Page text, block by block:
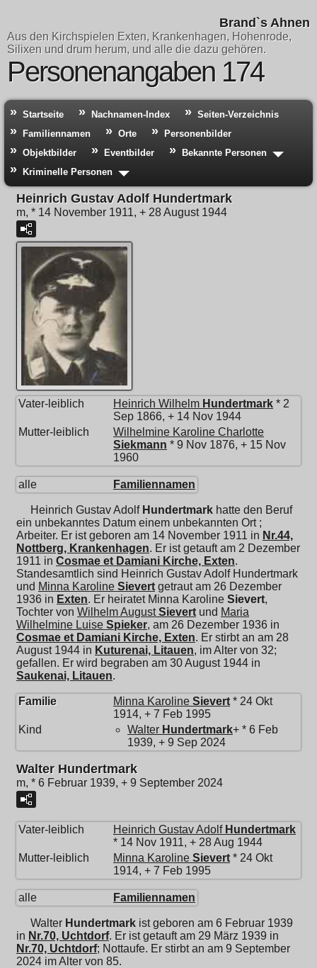
Brand`s Ahnen
Aus den Kirchspielen Exten, Krankenhagen, Hohenrode,
Silixen und drum herum, und alle die dazu gehören.
Personenangaben 174
Startseite Nachnamen-Index
Seiten-Verzeichnis
Familiennamen
Orte
Personenbilder
Objektbilder
Eventbilder
Bekannte Personen
Kriminelle Personen
Heinrich Gustav Adolf Hundertmark
m, * 14 November 1911, + 28 August 1944
Vater-leiblich Heinrich Wilhelm Hundertmark * 2
Sep 1866, + 14 Nov 1944
Mutter-leiblich
Wilhelmine Karoline Charlotte
Siekmann * 9 Nov 1876, + 15 Nov
1960
alle Familiennamen
Heinrich Gustav Adolf Hundertmark hatte den Beruf
ein unbekanntes Datum einem unbekannten Ort ;
Arbeiter. Er ist geboren am 14 November 1911 in Nr.44,
Nottberg, Krankenhagen. Er ist getauft am 2 Dezember
1911 in Cosmae et Damiani Kirche, Exten.
Standesamtlich sind Heinrich Gustav Adolf Hundertmark
und Minna Karoline Sievert getraut am 26 Dezember
1936 in Exten. Er heiratet Minna Karoline Sievert,
Tochter von Wilhelm August Sievert und Maria
Wilhelmine Luise Spieker, am 26 Dezember 1936 in
Cosmae et Damiani Kirche, Exten. Er stirbt an am 28
August 1944 in Kuturenai, Litauen, im Alter von 32;
gefallen. Er wird begraben am 30 August 1944 in
Saukenai, Litauen.
Familie Minna Karoline Sievert * 24 Okt
1914, + 7 Feb 1995
Kind
Walter Hundertmark+ * 6 Feb
1939, + 9 Sep 2024
Walter Hundertmark
m, * 6 Februar 1939, + 9 September 2024
Vater-leiblich Heinrich Gustav Adolf Hundertmark
* 14 Nov 1911, + 28 Aug 1944
Mutter-leiblich
Minna Karoline Sievert * 24 Okt
1914, + 7 Feb 1995
alle Familiennamen
Walter Hundertmark ist geboren am 6 Februar 1939
in Nr.70, Uchtdorf. Er ist getauft am 29 März 1939 in
Nr.70, Uchtdorf; Nottaufe. Er stirbt an am 9 September
2024 im Alter von 85.